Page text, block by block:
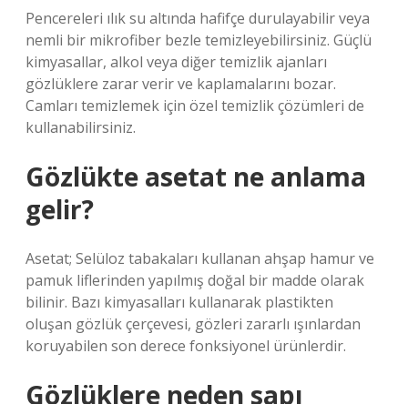
Pencereleri ılık su altında hafifçe durulayabilir veya
nemli bir mikrofiber bezle temizleyebilirsiniz. Güçlü
kimyasallar, alkol veya diğer temizlik ajanları
gözlüklere zarar verir ve kaplamalarını bozar.
Camları temizlemek için özel temizlik çözümleri de
kullanabilirsiniz.
Gözlükte asetat ne anlama
gelir?
Asetat; Selüloz tabakaları kullanan ahşap hamur ve
pamuk liflerinden yapılmış doğal bir madde olarak
bilinir. Bazı kimyasalları kullanarak plastikten
oluşan gözlük çerçevesi, gözleri zararlı ışınlardan
koruyabilen son derece fonksiyonel ürünlerdir.
Gözlüklere neden sapı